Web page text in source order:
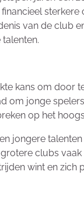
van de club
kans om door
om jonge
op het
jongere
clubs
wint en